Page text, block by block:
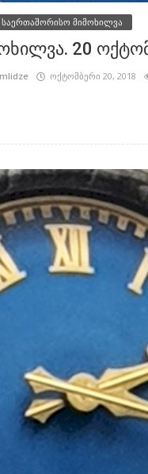
საერთაშორისო მიმოხილვა
20
ოქტომბერი 20, 2018